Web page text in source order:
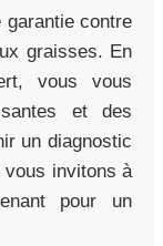
contre
graisses. En
vous vous
et des
un diagnostic
vous invitons à
pour un